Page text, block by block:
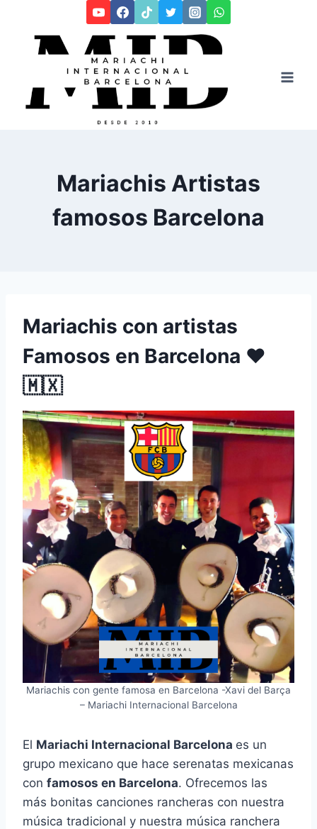
contenido
Mariachis Artistas
famosos Barcelona
Mariachis con artistas
Famosos en Barcelona ♥️
🇲🇽
Mariachis con gente famosa en Barcelona -Xavi del Barça
– Mariachi Internacional Barcelona
El Mariachi Internacional Barcelona es un
grupo mexicano que hace serenatas mexicanas
con famosos en Barcelona. Ofrecemos las
más bonitas canciones rancheras con nuestra
música tradicional y nuestra música ranchera